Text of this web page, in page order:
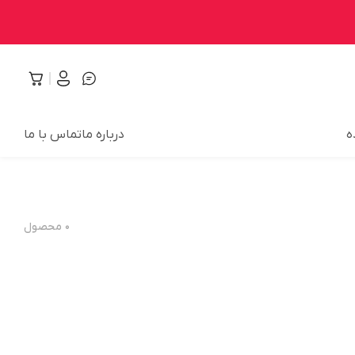
درباره ماتماس با ما
۰ محصول